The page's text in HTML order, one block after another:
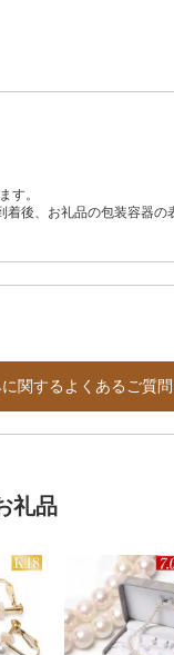
す。
後、お礼品の包装容器の
関するよくあるご質問
礼品